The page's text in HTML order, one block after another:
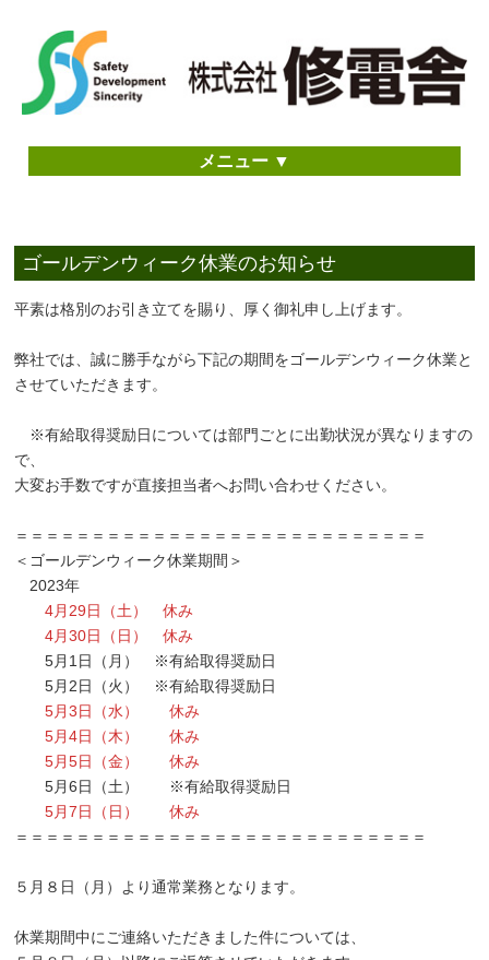
メニュー ▼
ゴールデンウィーク休業のお知らせ
平素は格別のお引き立てを賜り、厚く御礼申し上げます。
弊社では、誠に勝手ながら下記の期間をゴールデンウィーク休業と
させていただきます。
※有給取得奨励日については部門ごとに出勤状況が異なりますの
で、
大変お手数ですが直接担当者へお問い合わせください。
＝＝＝＝＝＝＝＝＝＝＝＝＝＝＝＝＝＝＝＝＝＝＝＝＝＝＝
＜ゴールデンウィーク休業期間＞
2023年
4月29日（土） 休み
4月30日（日） 休み
5月1日（月） ※有給取得奨励日
5月2日（火） ※有給取得奨励日
5月3日（水） 休み
5月4日（木） 休み
5月5日（金） 休み
5月6日（土） ※有給取得奨励日
5月7日（日） 休み
＝＝＝＝＝＝＝＝＝＝＝＝＝＝＝＝＝＝＝＝＝＝＝＝＝＝＝
５月８日（月）より通常業務となります。
休業期間中にご連絡いただきました件については、